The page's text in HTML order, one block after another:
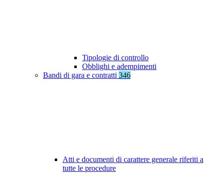
Tipologie di controllo
Obblighi e adempimenti
Bandi di gara e contratti 346
Atti e documenti di carattere generale riferiti a
tutte le procedure